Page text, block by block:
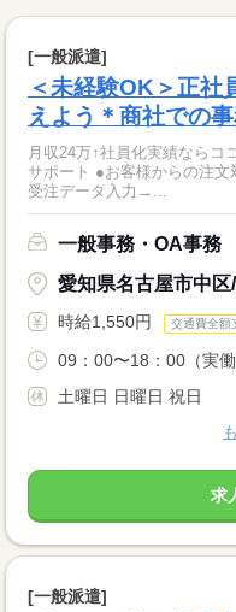
[一般派遣]
＜未経験OK＞正社
えよう＊商社での
月収24万↑社員化実績ならコ
サポート ●お客様からの注
受注データ入力→...
一般事務・OA事務
愛知県名古屋市中区
時給1,550円 交通費全額
09：00〜18：00（実
土曜日 日曜日 祝日
求
[一般派遣]